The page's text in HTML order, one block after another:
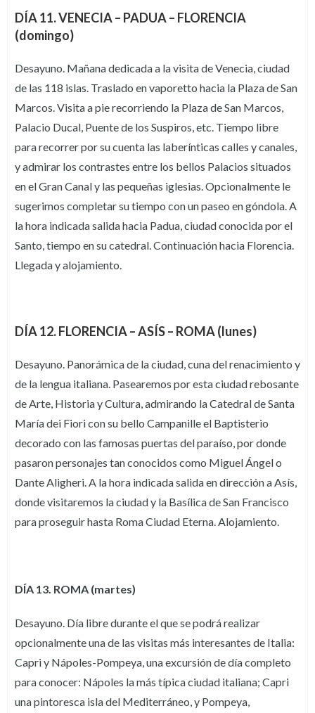
DÍA 11. VENECIA – PADUA – FLORENCIA
(domingo)
Desayuno. Mañana dedicada a la visita de Venecia, ciudad
de las 118 islas. Traslado en vaporetto hacia la Plaza de San
Marcos. Visita a pie recorriendo la Plaza de San Marcos,
Palacio Ducal, Puente de los Suspiros, etc. Tiempo libre
para recorrer por su cuenta las laberínticas calles y canales,
y admirar los contrastes entre los bellos Palacios situados
en el Gran Canal y las pequeñas iglesias. Opcionalmente le
sugerimos completar su tiempo con un paseo en góndola. A
la hora indicada salida hacia Padua, ciudad conocida por el
Santo, tiempo en su catedral. Continuación hacia Florencia.
Llegada y alojamiento.
DÍA 12. FLORENCIA – ASÍS – ROMA (lunes)
Desayuno. Panorámica de la ciudad, cuna del renacimiento y
de la lengua italiana. Pasearemos por esta ciudad rebosante
de Arte, Historia y Cultura, admirando la Catedral de Santa
María dei Fiori con su bello Campanille el Baptisterio
decorado con las famosas puertas del paraíso, por donde
pasaron personajes tan conocidos como Miguel Ángel o
Dante Aligheri. A la hora indicada salida en dirección a Asís,
donde visitaremos la ciudad y la Basílica de San Francisco
para proseguir hasta Roma Ciudad Eterna. Alojamiento.
DÍA 13. ROMA (martes)
Desayuno. Día libre durante el que se podrá realizar
opcionalmente una de las visitas más interesantes de Italia:
Capri y Nápoles-Pompeya, una excursión de día completo
para conocer: Nápoles la más típica ciudad italiana; Capri
una pintoresca isla del Mediterráneo, y Pompeya,